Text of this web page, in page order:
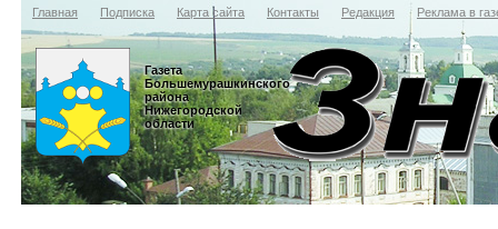
Главная Подписка Карта сайта Контакты Редакция Реклама в
Газета
Большемурашкинского
района
Нижегородской
области